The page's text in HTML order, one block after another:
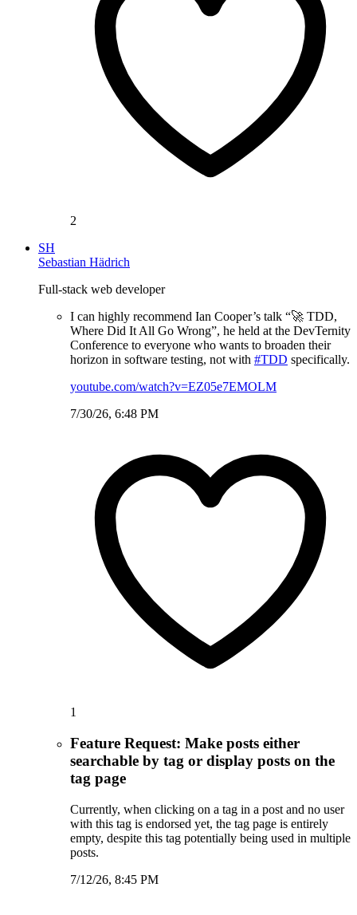
2
SH
Sebastian Hädrich
Full-stack web developer
I can highly recommend Ian Cooper’s talk “🚀 TDD,
Where Did It All Go Wrong”, he held at the DevTernity
Conference to everyone who wants to broaden their
horizon in software testing, not with #TDD specifically.
youtube.com/watch?v=EZ05e7EMOLM
7/30/26, 6:48 PM
1
Feature Request: Make posts either
searchable by tag or display posts on the
tag page
Currently, when clicking on a tag in a post and no user
with this tag is endorsed yet, the tag page is entirely
empty, despite this tag potentially being used in multiple
posts.
7/12/26, 8:45 PM